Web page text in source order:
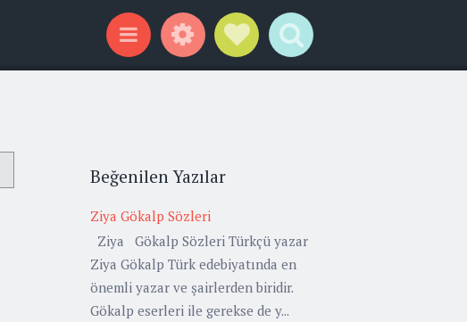
Menu WidgetsSocial Links
Search
Beğenilen Yazılar
Ziya Gökalp Sözleri
Ziya Gökalp Sözleri Türkçü yazar
Ziya Gökalp Türk edebiyatında en
önemli yazar ve şairlerden biridir.
Gökalp eserleri ile gerekse de y...